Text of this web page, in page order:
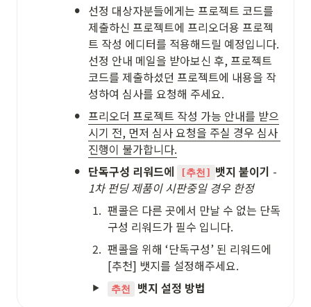
• 선정 대상자분들에게는 프로젝트 코드를
제출하신 프로젝트에 프리오더용 프로젝
트 작성 에디터를 적용해드릴 예정입니다.
선정 안내 메일을 받아보신 후, 프로젝트
코드를 제출하셨던 프로젝트에 내용을 작
성하여 심사를 요청해 주세요.
• 프리오더 프로젝트 작성 가능 안내를 받으
시기 전, 먼저 심사 요청을 주실 경우 심사
진행이 불가합니다.
• 단독구성 리워드에 [추천] 뱃지 붙이기
1차 펀딩 제품이 시판중일 경우 한정
1. 팬콜은 다른 곳에서 만날 수 없는 단독
구성 리워드가 필수 입니다.
2. 팬콜을 위해 ‘단독구성’ 된 리워드에
[추천] 뱃지를 설정해주세요.
추천 뱃지 설정 방법